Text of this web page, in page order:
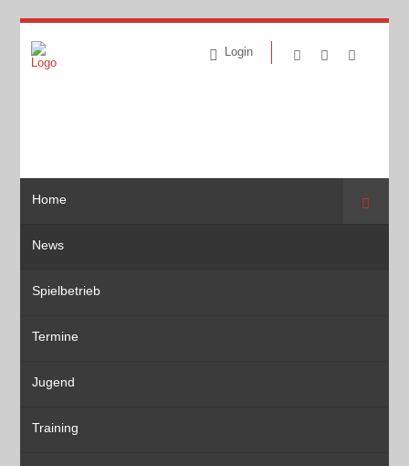
Login
Home
News
Spielbetrieb
Termine
Jugend
Training
Suche